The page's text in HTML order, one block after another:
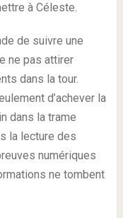
à Céleste.
de suivre une
ne pas attirer
dans la tour.
d’achever la
dans la trame
la lecture des
numériques
ne tombent